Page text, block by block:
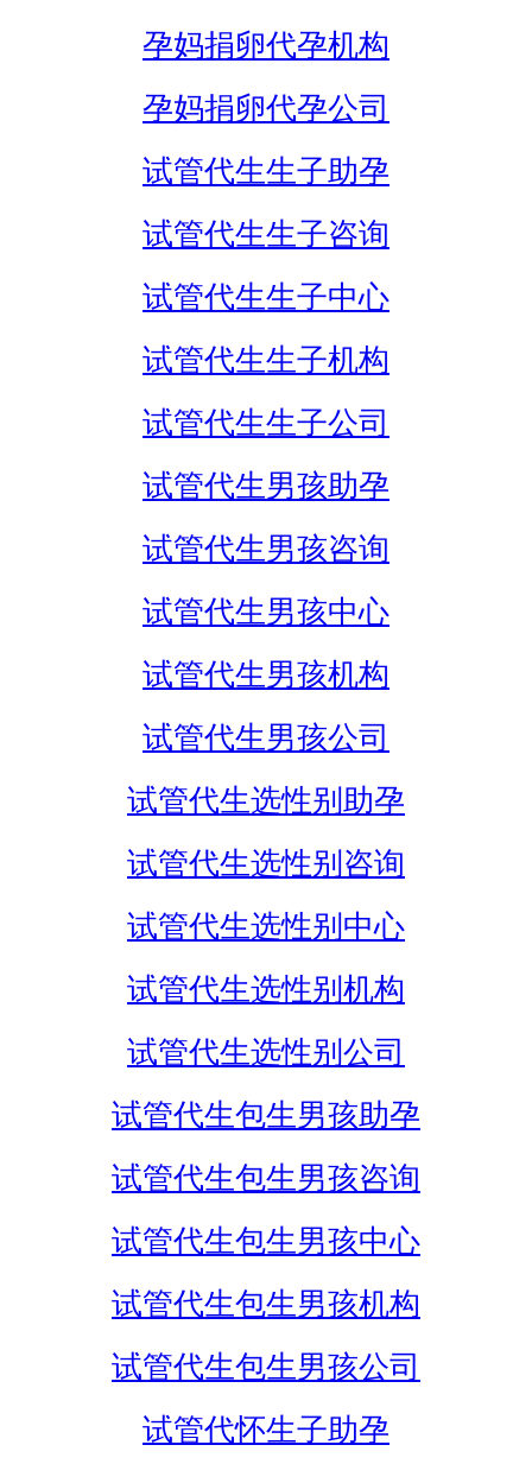
孕妈捐卵代孕机构
孕妈捐卵代孕公司
试管代生生子助孕
试管代生生子咨询
试管代生生子中心
试管代生生子机构
试管代生生子公司
试管代生男孩助孕
试管代生男孩咨询
试管代生男孩中心
试管代生男孩机构
试管代生男孩公司
试管代生选性别助孕
试管代生选性别咨询
试管代生选性别中心
试管代生选性别机构
试管代生选性别公司
试管代生包生男孩助孕
试管代生包生男孩咨询
试管代生包生男孩中心
试管代生包生男孩机构
试管代生包生男孩公司
试管代怀生子助孕